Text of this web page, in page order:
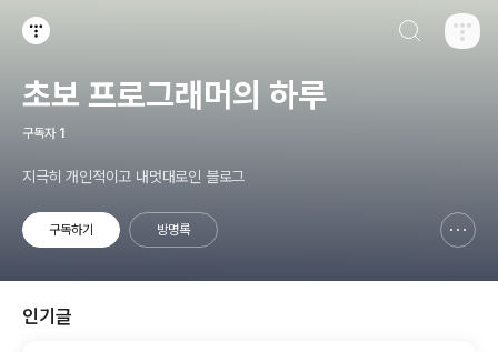
초보 프로그래머의 하루
구독자 1
지극히 개인적이고 내멋대로인 블로그
구독하기 방명록
인기글